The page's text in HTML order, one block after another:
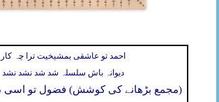
احمد تو عاشقی بمشیخیت ترا چہ کار
دیوانہ باش سلسلہ شد شد نشد نشد
(مجمع بڑھانے کی کوشش) فضول تو اسی